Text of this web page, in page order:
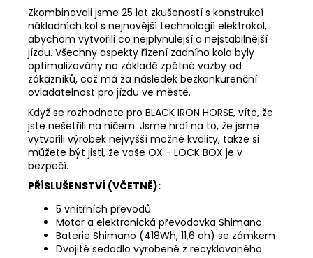
Zkombinovali jsme 25 let zkušeností s konstrukcí
nákladních kol s nejnovější technologií elektrokol,
abychom vytvořili co nejplynulejší a nejstabilnější
jízdu. Všechny aspekty řízení zadního kola byly
optimalizovány na základě zpětné vazby od
zákazníků, což má za následek bezkonkurenční
ovladatelnost pro jízdu ve městě.
Když se rozhodnete pro BLACK IRON HORSE, víte, že
jste nešetřili na ničem. Jsme hrdí na to, že jsme
vytvořili výrobek nejvyšší možné kvality, takže si
můžete být jisti, že vaše OX - LOCK BOX je v
bezpečí.
PŘÍSLUŠENSTVÍ (VČETNĚ):
5 vnitřních převodů
Motor a elektronická převodovka Shimano
Baterie Shimano (418Wh, 11,6 ah) se zámkem
Dvojité sedadlo vyrobené z recyklovaného